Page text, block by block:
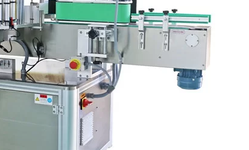
(máquina etiquetadora de posicionamiento) son las
de tres rollos envolventes ofrecen una mayor precisión en la
redondos con etiquetas alternas en el rollo de suministro
el producto y lo hace girar contra un rodillo estabilizando
comparación con las etiquetadoras tradicionales
por correa VKPAK
correa ( Máquina de etiquetado de botellas redondas
en la que continúa avanzando mientras gira. Al
etiquetadoras de envoltura accionadas por correa es el